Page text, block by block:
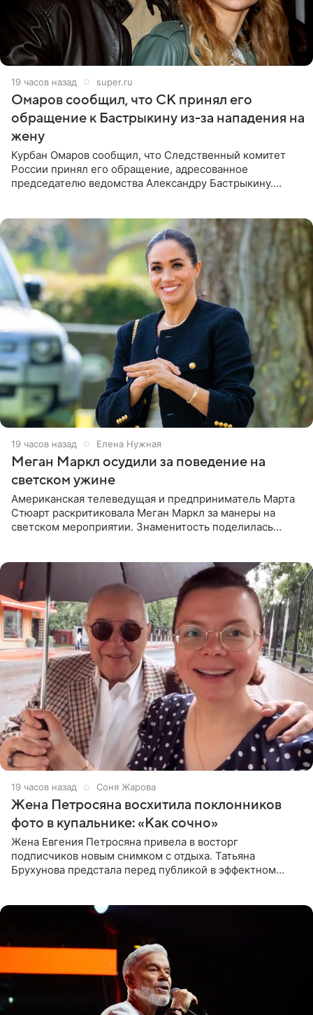
19 часов назад super.ru
Омаров сообщил, что СК принял его
обращение к Бастрыкину из-за нападения на
жену
Курбан Омаров сообщил, что Следственный комитет
России принял его обращение, адресованное
председателю ведомства Александру Бастрыкину.
19 часов назад Елена Нужная
Меган Маркл осудили за поведение на
светском ужине
Американская телеведущая и предприниматель Марта
Стюарт раскритиковала Меган Маркл за манеры на
светском мероприятии. Знаменитость поделилась
19 часов назад Соня Жарова
Жена Петросяна восхитила поклонников
фото в купальнике: «Как сочно»
Жена Евгения Петросяна привела в восторг
подписчиков новым снимком с отдыха. Татьяна
Брухунова предстала перед публикой в эффектном